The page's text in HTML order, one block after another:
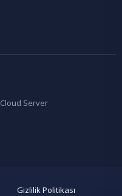
Cloud Server
Gizlilik Politikası